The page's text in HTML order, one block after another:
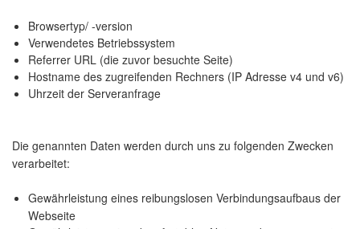
Browsertyp/ -version
Verwendetes Betriebssystem
Referrer URL (die zuvor besuchte Seite)
Hostname des zugreifenden Rechners (IP Adresse v4 und v6)
Uhrzeit der Serveranfrage
Die genannten Daten werden durch uns zu folgenden Zwecken
verarbeitet:
Gewährleistung eines reibungslosen Verbindungsaufbaus der
Webseite